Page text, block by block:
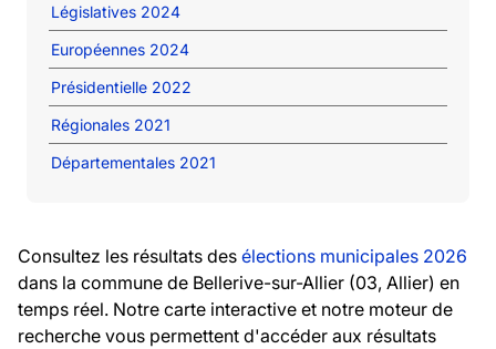
Législatives 2024
Européennes 2024
Présidentielle 2022
Régionales 2021
Départementales 2021
Consultez les résultats des élections municipales 2026
dans la commune de Bellerive-sur-Allier (03, Allier) en
temps réel. Notre carte interactive et notre moteur de
recherche vous permettent d'accéder aux résultats